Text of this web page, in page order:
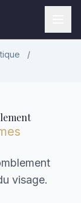
/
visage.